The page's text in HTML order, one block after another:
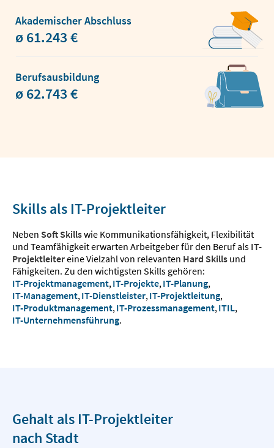
Akademischer Abschluss
ø 61.243 €
Berufsausbildung
ø 62.743 €
Skills als IT-Projektleiter
Neben Soft Skillswie Kommunikationsfähigkeit, Flexibilität
und Teamfähigkeit erwarten Arbeitgeber für den Beruf als IT-
Projektleitereine Vielzahl von relevanten Hard Skills und
Fähigkeiten. Zu den wichtigsten Skills gehören:
IT-Projektmanagement, IT-Projekte, IT-Planung,
IT-Management, IT-Dienstleister, IT-Projektleitung,
IT-Produktmanagement, IT-Prozessmanagement, ITIL,
IT-Unternehmensführung.
Gehalt als IT-Projektleiter
nach Stadt